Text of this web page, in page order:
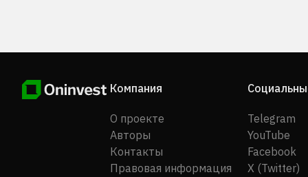
Компания
О проекте
Авторы
Контакты
Правовая информация
Telegram
YouTube
Facebook
X (Twitter)